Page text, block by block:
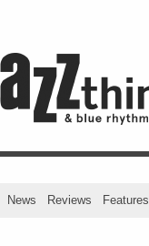
News Reviews Features